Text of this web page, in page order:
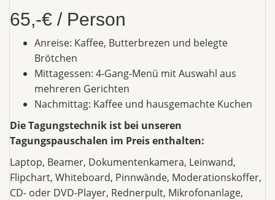
65,-€ / Person
Anreise: Kaffee, Butterbrezen und belegte
Brötchen
Mittagessen: 4-Gang-Menü mit Auswahl aus
mehreren Gerichten
Nachmittag: Kaffee und hausgemachte Kuchen
Die Tagungstechnik ist bei unseren
Tagungspauschalen im Preis enthalten:
Laptop, Beamer, Dokumentenkamera, Leinwand,
Flipchart, Whiteboard, Pinnwände, Moderationskoffer,
CD- oder DVD-Player, Rednerpult, Mikrofonanlage,